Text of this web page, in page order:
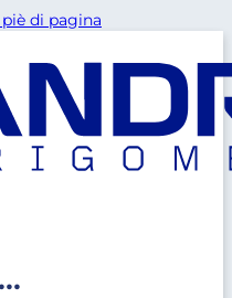
piè di pagina